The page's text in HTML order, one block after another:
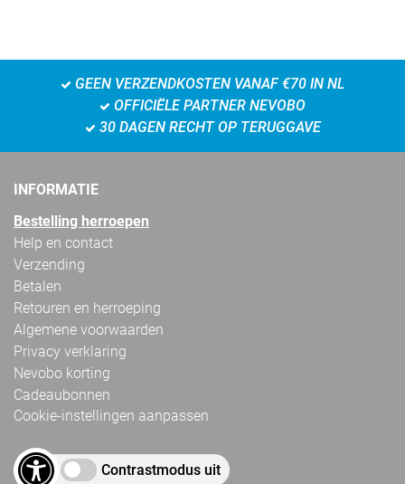
GEEN VERZENDKOSTEN VANAF €70 IN NL
OFFICIËLE PARTNER NEVOBO
30 DAGEN RECHT OP TERUGGAVE
INFORMATIE
Bestelling herroepen
Help en contact
Verzending
Betalen
Retouren en herroeping
Algemene voorwaarden
Privacy verklaring
Nevobo korting
Cadeaubonnen
Cookie-instellingen aanpassen
Contrastmodus uit